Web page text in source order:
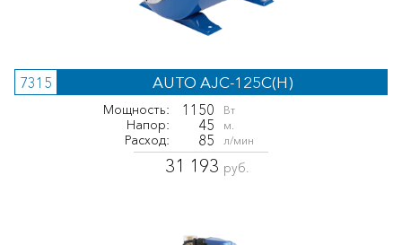
7315 AUTO AJC-125C(H)
Мощность: 1150 Вт
Напор: 45 м.
Расход: 85 л/мин
31 193 руб.